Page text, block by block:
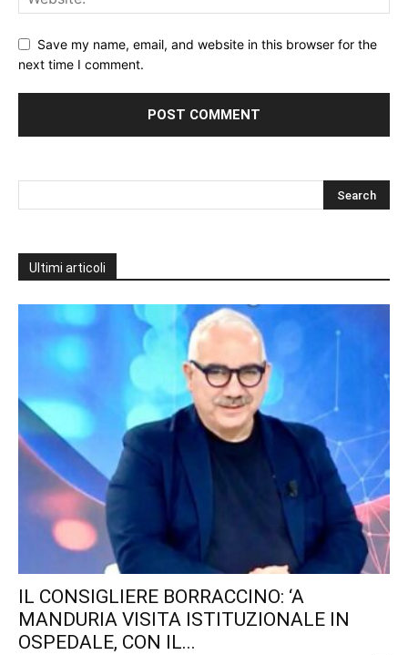
Save my name, email, and website in this browser for the
next time I comment.
Ultimi articoli
IL CONSIGLIERE BORRACCINO: ‘A
MANDURIA VISITA ISTITUZIONALE IN
OSPEDALE, CON IL...